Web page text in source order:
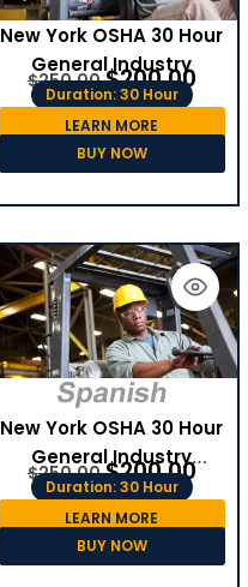
New York OSHA 30 Hour
General Industry
$250.00 $200.00
Duration: 30 Hour
LEARN MORE
BUY NOW
New York OSHA 30 Hour
General Industry
(Spanish)
$250.00 $200.00
Duration: 30 Hour
LEARN MORE
BUY NOW